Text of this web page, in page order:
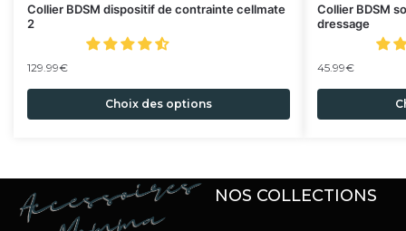
Collier BDSM dispositif de contrainte cellmate
2
129.99€
Choix des options
Collier BDSM
dressage
45.99€
NOS COLLECTIONS